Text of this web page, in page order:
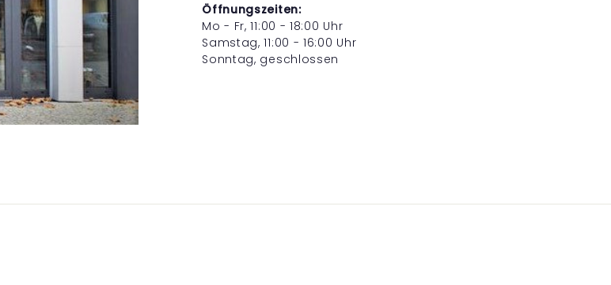
Öffnungszeiten:
Mo - Fr, 11:00 - 18:00 Uhr
Samstag, 11:00 - 16:00 Uhr
Sonntag, geschlossen